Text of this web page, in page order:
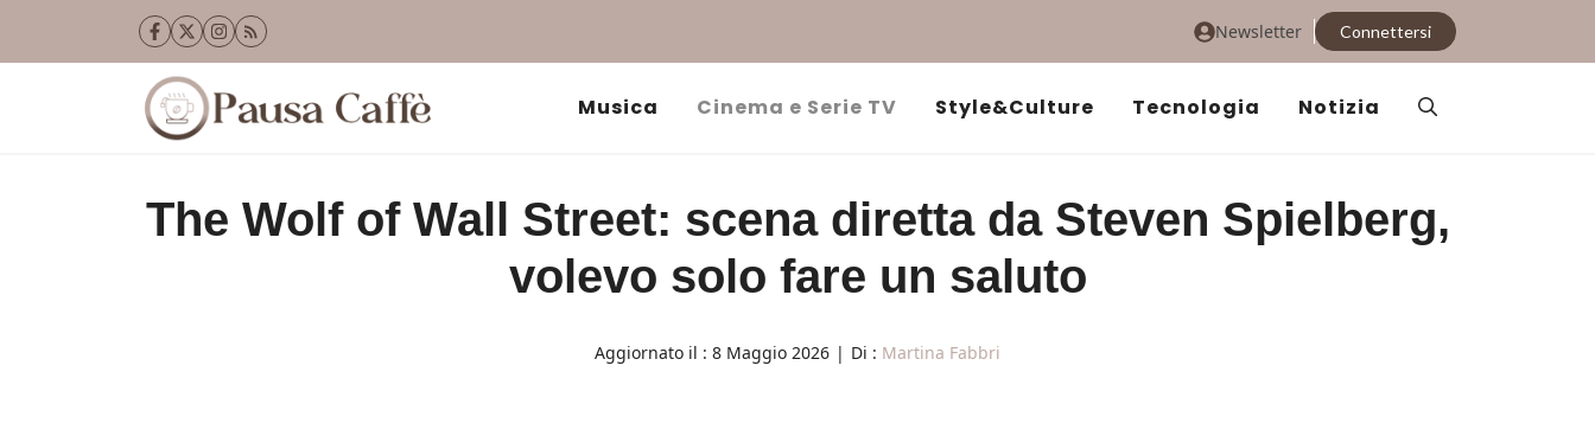
Newsletter Connettersi
Musica Cinema e Serie TV Style&Culture Tecnologia Notizia
The Wolf of Wall Street: scena diretta da Steven Spielberg,
volevo solo fare un saluto
Aggiornato il : 8 Maggio 2026 | Di : Martina Fabbri